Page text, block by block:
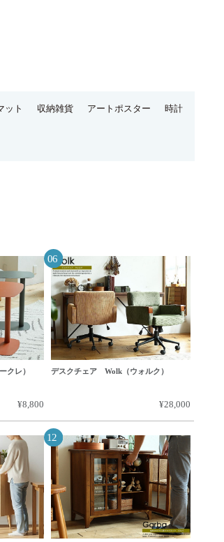
クレ）
¥8,800
デスクチェア Wolk（ウォルク）
¥28,000
ット 収納雑貨 アートポスター 時計